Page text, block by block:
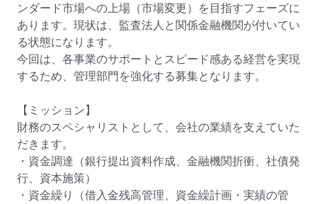
ンダード市場への上場（市場変更）を目指すフェーズに
あります。現状は、監査法人と関係金融機関が付いてい
る状態になります。
今回は、各事業のサポートとスピード感ある経営を実現
するため、管理部門を強化する募集となります。
【ミッション】
財務のスペシャリストとして、会社の業績を支えていた
だきます。
・資金調達（銀行提出資料作成、金融機関折衝、社債発
行、資本施策）
・資金繰り（借入金残高管理、資金繰計画・実績の管